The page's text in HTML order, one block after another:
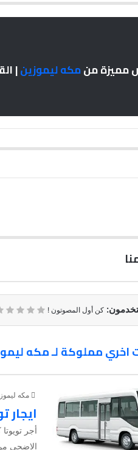
مميزة منمكه ليموزين|
كن أول المصوتون !
اخري مملوكة لـ مكه
مكه
الاضحي